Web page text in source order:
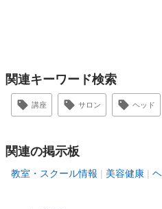
関連キーワード検索
講座 サロン ヘッド
関連の掲示板
教室・スクール情報 美容健康